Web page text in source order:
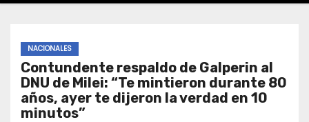
NACIONALES
Contundente respaldo de Galperin al
DNU de Milei: “Te mintieron durante 80
años, ayer te dijeron la verdad en 10
minutos”